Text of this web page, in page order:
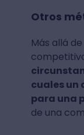
Otros
Más allá
cuales un
para una
de una